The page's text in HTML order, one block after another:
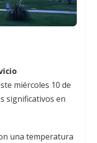
miércoles 10 de
significativos en
una temperatura